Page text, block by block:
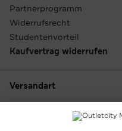
Partnerprogramm
Widerrufsrecht
Studentenvorteil
Kaufvertrag widerrufen
Versandart